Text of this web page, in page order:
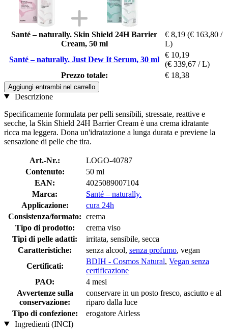
Santé – naturally. Skin Shield 24H Barrier
Cream, 50 ml
€ 8,19 (€ 163,80 /
L)
Santé – naturally. Just Dew It Serum, 30 ml
€ 10,19
(€ 339,67 / L)
Prezzo totale:
€ 18,38
Aggiungi entrambi nel carrello
Descrizione
Specificamente formulata per pelli sensibili, stressate, reattive e
secche, la Skin Shield 24H Barrier Cream è una crema idratante
ricca ma leggera. Dona un'idratazione a lunga durata e previene la
sensazione di pelle che tira.
Art.-Nr.:
LOGO-40787
Contenuto:
50 ml
EAN:
4025089007104
Marca:
Santé – naturally.
Applicazione:
cura 24h
Consistenza/formato: crema
Tipo di prodotto:
crema viso
Tipi di pelle adatti:
irritata, sensibile, secca
Caratteristiche:
senza alcool, senza profumo, vegan
Certificati:
BDIH - Cosmos Natural, Vegan senza
certificazione
PAO:
4 mesi
Avvertenze sulla
conservazione:
conservare in un posto fresco, asciutto e al
riparo dalla luce
Tipo di confezione:
erogatore Airless
Ingredienti (INCI)